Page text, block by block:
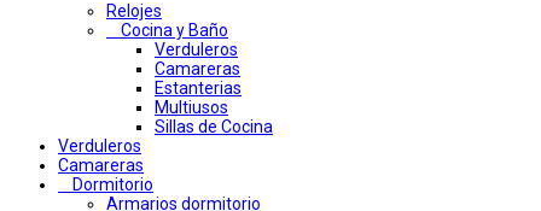
Relojes
Cocina y Baño
Verduleros
Camareras
Estanterias
Multiusos
Sillas de Cocina
Verduleros
Camareras
Dormitorio
Armarios dormitorio